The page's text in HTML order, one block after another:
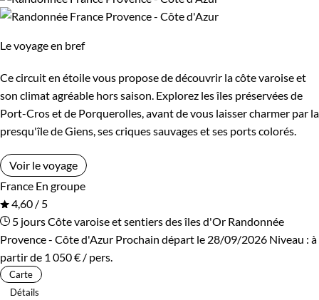
Le voyage en bref
Ce circuit en étoile vous propose de découvrir la côte varoise et
son climat agréable hors saison. Explorez les îles préservées de
Port-Cros et de Porquerolles, avant de vous laisser charmer par la
presqu'île de Giens, ses criques sauvages et ses ports colorés.
Voir le voyage
France En groupe
4,60 / 5
5 joursCôte varoise et sentiers des îles d'Or Randonnée
Provence - Côte d'Azur Prochain départ le 28/09/2026 Niveau : à
partir de 1 050 € / pers.
Carte
Détails